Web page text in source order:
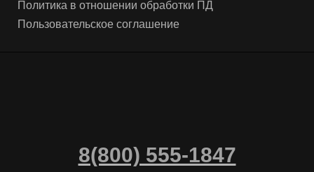
Политика в отношении обработки ПД
Пользовательское соглашение
8(800) 555-1847